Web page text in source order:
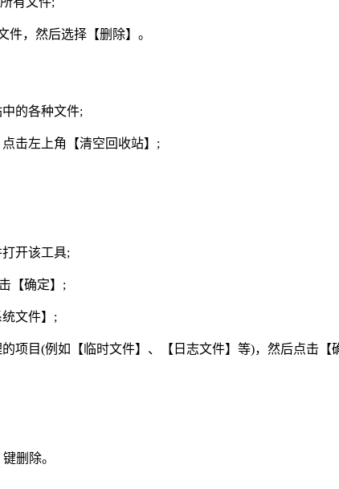
件，然后选择【删除】。
的各种文件;
击左上角【清空回收站】;
开该工具;
【确定】;
文件】;
项目(例如【临时文件】、【日志文件】等)，然后点击【
删除。